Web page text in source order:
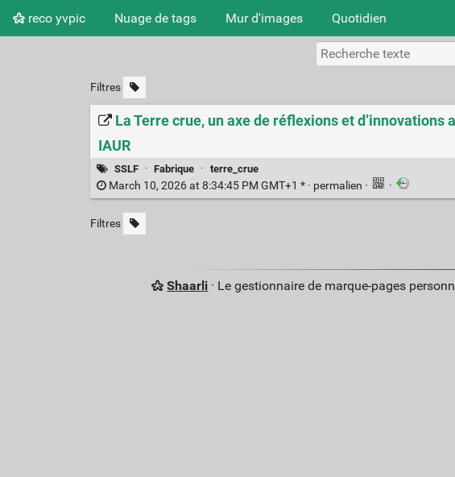
reco yvpic Nuage de tags Mur d'images Quotidien
Filtres
La Terre crue, un axe de réflexions et
IAUR
SSLF · Fabrique · terre_crue
March 10, 2026 at 8:34:45 PM GMT+1 * · permalien · ·
Filtres
Shaarli · Le gestionnaire de marque-pages